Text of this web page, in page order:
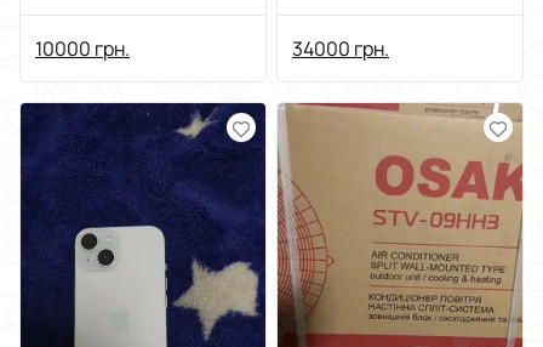
Скинути все
10000 грн. 34000 грн.